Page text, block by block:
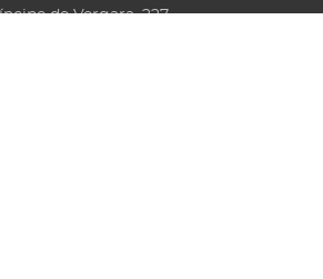
de Vergara, 227